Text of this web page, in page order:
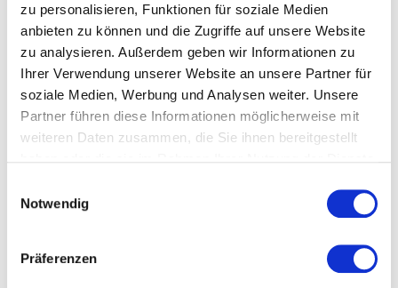
zu personalisieren, Funktionen für soziale Medien
anbieten zu können und die Zugriffe auf unsere Website
zu analysieren. Außerdem geben wir Informationen zu
Ihrer Verwendung unserer Website an unsere Partner für
soziale Medien, Werbung und Analysen weiter. Unsere
Partner führen diese Informationen möglicherweise mit
weiteren Daten zusammen, die Sie ihnen bereitgestellt
Notwendig
Präferenzen
Auch vor Ablauf des angegeben Zeitintervall kann ein
Filterwechsel erforderlich sein, wenn der Wasserdurchfluss
spürbar reduziert ist. Ist ein Filterwechsel früher notwendig,
ist dies kein Mangel des verwendeten Filters / Membrane,
sondern ein Hinweis auf vermehrtes Auftreten von feinen
Partikeln im ungefilterten Wasser.